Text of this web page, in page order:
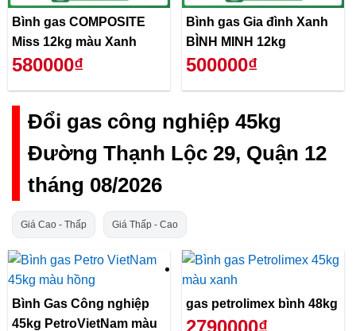
Bình gas COMPOSITE
Miss 12kg màu Xanh
580000₫
Bình gas Gia đình Xanh
BÌNH MINH 12kg
500000₫
Đổi gas công nghiệp 45kg
Đường Thạnh Lộc 29, Quận 12
tháng 08/2026
Giá Cao - Thấp Giá Thấp - Cao
Bình Gas Công nghiệp
45kg PetroVietNam màu
gas petrolimex bình 48kg